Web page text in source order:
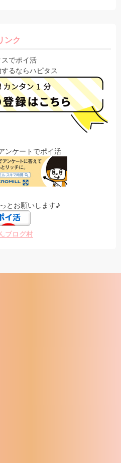
ンク
でポイ活
るならハピタス
ンケートでポイ活
とお願いします♪
ブログ村